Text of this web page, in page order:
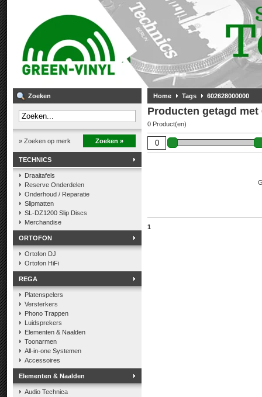
Zoeken
» Zoeken op merk Zoeken »
TECHNICS
Draaitafels
Reserve Onderdelen
Onderhoud / Reparatie
Slipmatten
SL-DZ1200 Slip Discs
Merchandise
ORTOFON
Ortofon DJ
Ortofon HiFi
REGA
Platenspelers
Versterkers
Phono Trappen
Luidsprekers
Elementen & Naalden
Toonarmen
All-in-one Systemen
Accessoires
Elementen & Naalden
Audio Technica
Home Tags 602628000000
Producten getagd met
0 Product(en)
1